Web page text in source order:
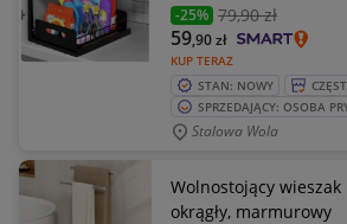
-25% 79,90 zł
KUP TERAZ
59,90zł
STAN: NOWY
SPRZEDAJĄCY: OSOBA
Stalowa Wola
Wolnostojący
okrągły, marmurowy